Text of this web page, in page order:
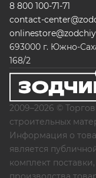
8 800 100-71-71
contact-
693000 г. Южно-
168/2
2009–2026 ©
строительных
Информация о
является
комплект